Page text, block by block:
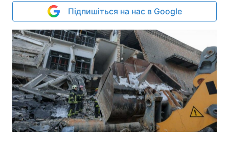
Підпишіться на нас в Google